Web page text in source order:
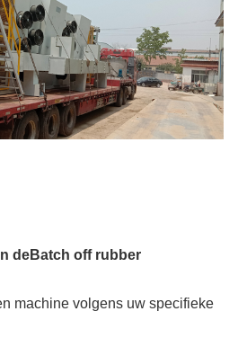
deBatch off rubber
machine volgens uw specifieke